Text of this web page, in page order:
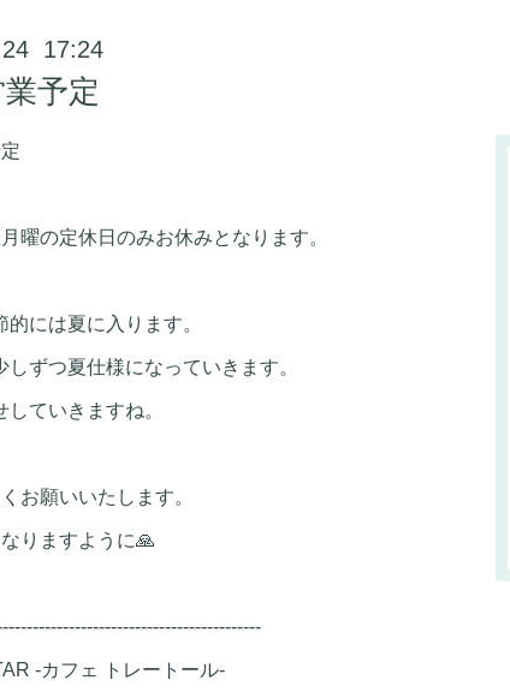
24 17:24
予定
曜の定休日のみお休みとなります。
的には夏に入ります。
しずつ夏仕様になっていきます。
していきますね。
お願いいたします。
りますように🙏
-カフェ トレートール-